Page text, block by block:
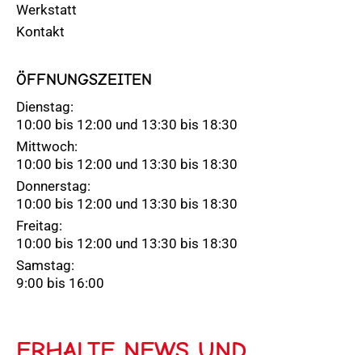
Werkstatt
Kontakt
ÖFFNUNGSZEITEN
Dienstag:
10:00 bis 12:00 und 13:30 bis 18:30
Mittwoch:
10:00 bis 12:00 und 13:30 bis 18:30
Donnerstag:
10:00 bis 12:00 und 13:30 bis 18:30
Freitag:
10:00 bis 12:00 und 13:30 bis 18:30
Samstag:
9:00 bis 16:00